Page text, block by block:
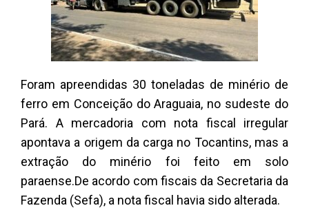
Foram apreendidas 30 toneladas de minério de
ferro em Conceição do Araguaia, no sudeste do
Pará. A mercadoria com nota fiscal irregular
apontava a origem da carga no Tocantins, mas a
extração do minério foi feito em solo
paraense.De acordo com fiscais da Secretaria da
Fazenda (Sefa), a nota fiscal havia sido alterada.